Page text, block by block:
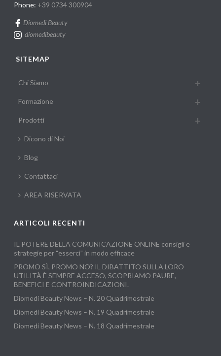
Phone: +39 0734 300904
Diomedi Beauty
diomedibeauty
SITEMAP
Chi Siamo
Formazione
Prodotti
Dicono di Noi
Blog
Contattaci
AREA RISERVATA
ARTICOLI RECENTI
IL POTERE DELLA COMUNICAZIONE ONLINE consigli e
strategie per “esserci” in modo efficace
PROMO SÌ, PROMO NO? IL DIBATTITO SULLA LORO
UTILITÀ È SEMPRE ACCESO, SCOPRIAMO PAURE,
BENEFICI E CONTROINDICAZIONI.
Diomedi Beauty News – N. 20 Quadrimestrale
Diomedi Beauty News – N. 19 Quadrimestrale
Diomedi Beauty News – N. 18 Quadrimestrale